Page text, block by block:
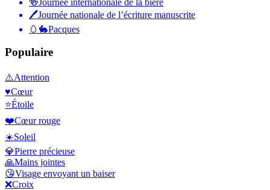
🖊Journée nationale de l’écriture manuscrite
🥚🐇Pacques
Populaire
⚠️Attention
♥️Cœur
⭐Étoile
❤️Cœur rouge
☀️Soleil
💎Pierre précieuse
🙏Mains jointes
😘Visage envoyant un baiser
❌Croix